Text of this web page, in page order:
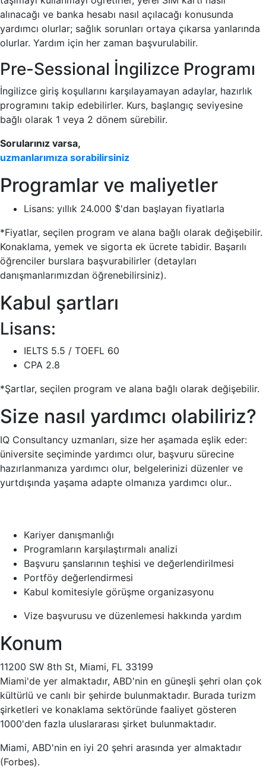
alınacağı ve banka hesabı nasıl açılacağı konusunda
yardımcı olurlar; sağlık sorunları ortaya çıkarsa yanlarında
olurlar. Yardım için her zaman başvurulabilir.
Pre-Sessional İngilizce Programı
İngilizce giriş koşullarını karşılayamayan adaylar, hazırlık
programını takip edebilirler. Kurs, başlangıç seviyesine
bağlı olarak 1 veya 2 dönem sürebilir.
Sorularınız varsa,
uzmanlarımıza sorabilirsiniz
Programlar ve maliyetler
Lisans: yıllık 24.000 $'dan başlayan fiyatlarla
*Fiyatlar, seçilen program ve alana bağlı olarak değişebilir.
Konaklama, yemek ve sigorta ek ücrete tabidir. Başarılı
öğrenciler burslara başvurabilirler (detayları
danışmanlarımızdan öğrenebilirsiniz).
Kabul şartları
Lisans:
IELTS 5.5 / TOEFL 60
CPA 2.8
*Şartlar, seçilen program ve alana bağlı olarak değişebilir.
Size nasıl yardımcı olabiliriz?
IQ Consultancy uzmanları, size her aşamada eşlik eder:
üniversite seçiminde yardımcı olur, başvuru sürecine
hazırlanmanıza yardımcı olur, belgelerinizi düzenler ve
yurtdışında yaşama adapte olmanıza yardımcı olur..
Kariyer danışmanlığı
Programların karşılaştırmalı analizi
Başvuru şanslarının teşhisi ve değerlendirilmesi
Portföy değerlendirmesi
Kabul komitesiyle görüşme organizasyonu
Vize başvurusu ve düzenlemesi hakkında yardım
Konum
11200 SW 8th St, Miami, FL 33199
Miami'de yer almaktadır, ABD'nin en güneşli şehri olan çok
kültürlü ve canlı bir şehirde bulunmaktadır. Burada turizm
şirketleri ve konaklama sektöründe faaliyet gösteren
1000'den fazla uluslararası şirket bulunmaktadır.
Miami, ABD'nin en iyi 20 şehri arasında yer almaktadır
(Forbes).